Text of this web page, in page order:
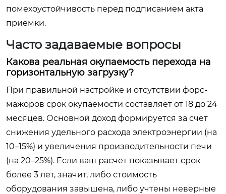
помехоустойчивость перед подписанием акта
приемки.
Часто задаваемые вопросы
Какова реальная окупаемость перехода на
горизонтальную загрузку?
При правильной настройке и отсутствии форс-
мажоров срок окупаемости составляет от 18 до 24
месяцев. Основной доход формируется за счет
снижения удельного расхода электроэнергии (на
10–15%) и увеличения производительности печи
(на 20–25%). Если ваш расчет показывает срок
более 3 лет, значит, либо стоимость
оборудования завышена, либо учтены неверные